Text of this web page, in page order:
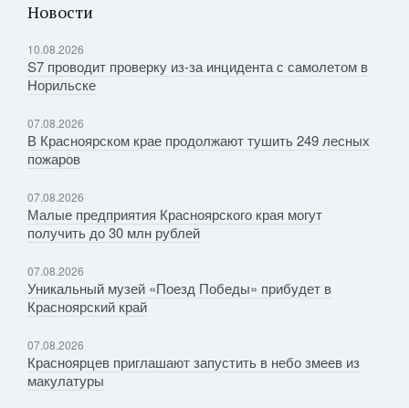
Новости
10.08.2026
S7 проводит проверку из-за инцидента с самолетом в
Норильске
07.08.2026
В Красноярском крае продолжают тушить 249 лесных
пожаров
07.08.2026
Малые предприятия Красноярского края могут
получить до 30 млн рублей
07.08.2026
Уникальный музей «Поезд Победы» прибудет в
Красноярский край
07.08.2026
Красноярцев приглашают запустить в небо змеев из
макулатуры